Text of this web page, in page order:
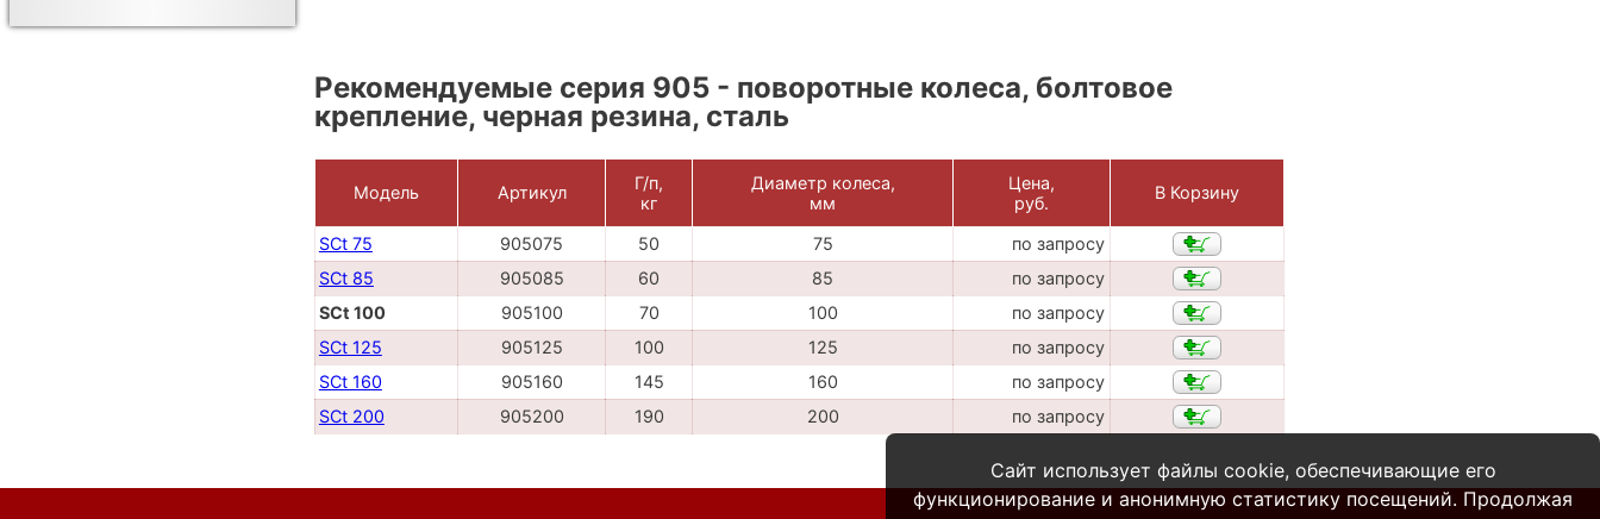
Рекомендуемые серия 905 - поворотные колеса, болтовое
крепление, черная резина, сталь
Модель Артикул
Г/п,
кг
Диаметр колеса,
мм
Цена,
руб.
В Корзину
SCt 75 905075 50 75
по запросу
SCt 85
905085 60 85
по запросу
SCt 100
905100 70 100
по запросу
SCt 125
905125 100 125
по запросу
SCt 160
905160 145 160
по запросу
SCt 200
905200 190 200 по запросу
Сайт использует файлы cookie, обеспечивающие его
функционирование и анонимную статистику посещений. Продолжая